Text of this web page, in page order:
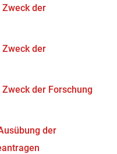
der
der
der Forschung
der